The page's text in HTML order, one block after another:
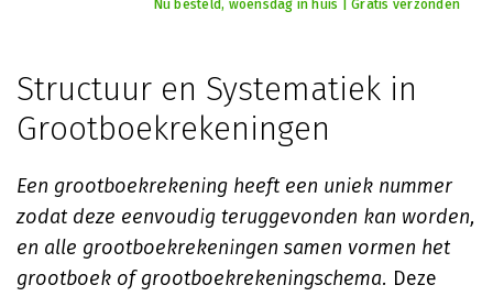
Nu besteld, woensdag in huis | Gratis verzonden
Structuur en Systematiek in
Grootboekrekeningen
Een grootboekrekening heeft een uniek nummer
zodat deze eenvoudig teruggevonden kan worden,
en alle grootboekrekeningen samen vormen het
grootboek of grootboekrekeningschema. Deze